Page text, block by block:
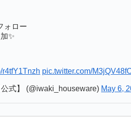
ォロー
✨
r4tfY1Tnzh pic.twitter.com/
式】 (@iwaki_houseware) May 6,